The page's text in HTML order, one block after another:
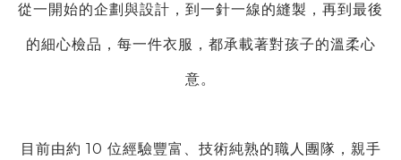
從一開始的企劃與設計，到一針一線的縫製，再到最後
的細心檢品，每一件衣服，都承載著對孩子的溫柔心
意。
目前由約 10 位經驗豐富、技術純熟的職人團隊，親手